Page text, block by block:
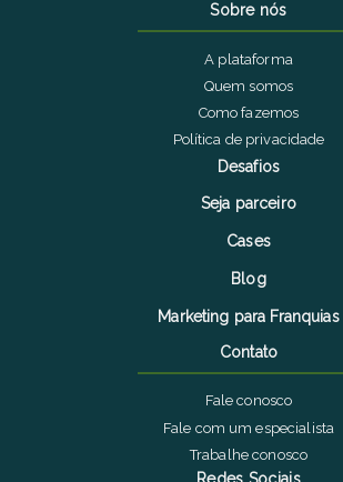
Sobre nós
A plataforma
Quem somos
Como fazemos
Política de privacidade
Desafios
Seja parceiro
Cases
Blog
Marketing para Franquias
Contato
Fale conosco
Fale com um especialista
Trabalhe conosco